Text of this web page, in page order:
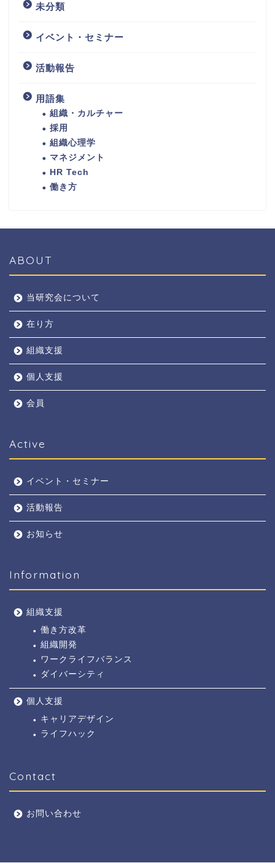
未分類
イベント・セミナー
活動報告
用語集
組織・カルチャー
採用
組織心理学
マネジメント
HR Tech
働き方
ABOUT
当研究会について
在り方
組織支援
個人支援
会員
Active
イベント・セミナー
活動報告
お知らせ
Information
組織支援
働き方改革
組織開発
ワークライフバランス
ダイバーシティ
個人支援
キャリアデザイン
ライフハック
Contact
お問い合わせ